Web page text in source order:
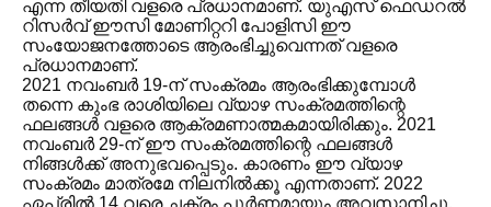
എന്ന തീയതി വളരെ പ്രധാനമാണ്. യുഎസ് ഫെഡറൽ
റിസർവ് ഈസി മോണിറ്ററി പോളിസി ഈ
സംയോജനത്തോടെ ആരംഭിച്ചുവെന്നത് വളരെ
പ്രധാനമാണ്.
2021 നവംബർ 19-ന് സംക്രമം ആരംഭിക്കുമ്പോൾ
തന്നെ കുംഭ രാശിയിലെ വ്യാഴ സംക്രമത്തിന്റെ
ഫലങ്ങൾ വളരെ ആക്രമണാത്മകമായിരിക്കും. 2021
നവംബർ 29-ന് ഈ സംക്രമത്തിന്റെ ഫലങ്ങൾ
നിങ്ങൾക്ക് അനുഭവപ്പെടും. കാരണം ഈ വ്യാഴ
സംക്രമം മാത്രമേ നിലനിൽക്കൂ എന്നതാണ്. 2022